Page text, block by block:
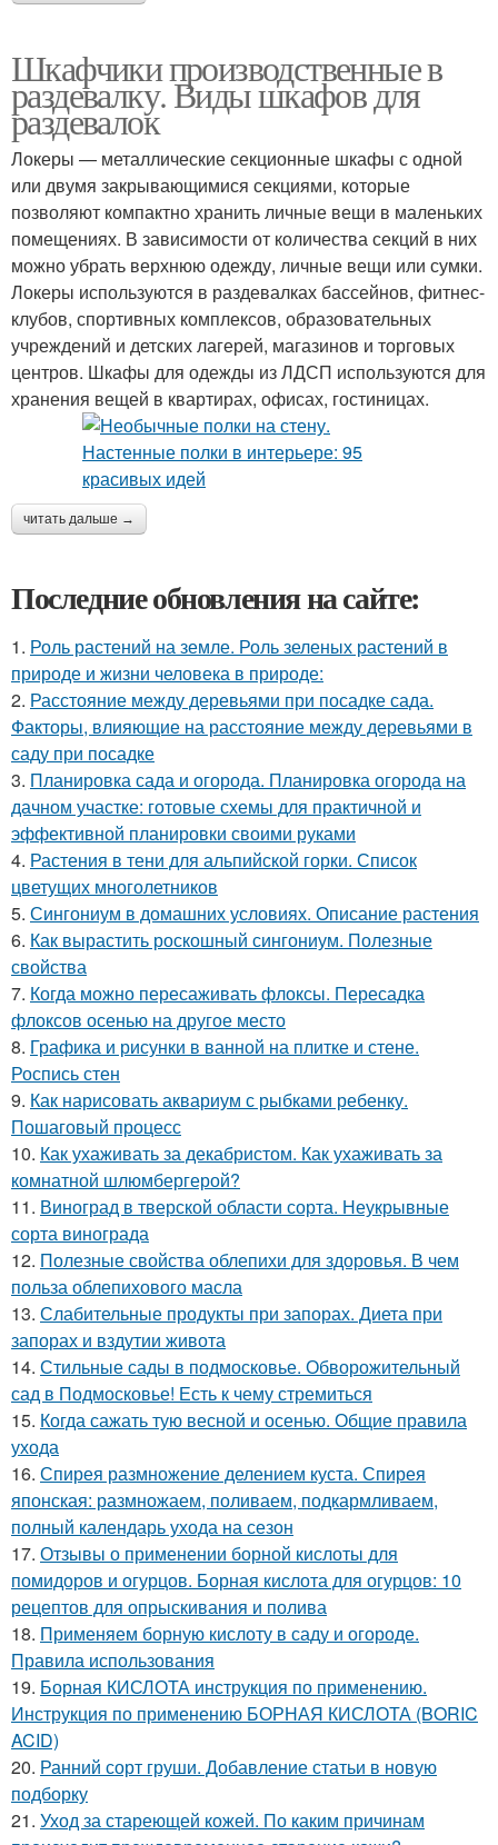
Шкафчики производственные в
раздевалку. Виды шкафов для
раздевалок
Локеры — металлические секционные шкафы с одной
или двумя закрывающимися секциями, которые
позволяют компактно хранить личные вещи в маленьких
помещениях. В зависимости от количества секций в них
можно убрать верхнюю одежду, личные вещи или сумки.
Локеры используются в раздевалках бассейнов, фитнес-
клубов, спортивных комплексов, образовательных
учреждений и детских лагерей, магазинов и торговых
центров. Шкафы для одежды из ЛДСП используются для
хранения вещей в квартирах, офисах, гостиницах.
читать дальше →
Последние обновления на сайте:
1. Роль растений на земле. Роль зеленых растений в
природе и жизни человека в природе:
2. Расстояние между деревьями при посадке сада.
Факторы, влияющие на расстояние между деревьями в
саду при посадке
3. Планировка сада и огорода. Планировка огорода на
дачном участке: готовые схемы для практичной и
эффективной планировки своими руками
4. Растения в тени для альпийской горки. Список
цветущих многолетников
5. Сингониум в домашних условиях. Описание растения
6. Как вырастить роскошный сингониум. Полезные
свойства
7. Когда можно пересаживать флоксы. Пересадка
флоксов осенью на другое место
8. Графика и рисунки в ванной на плитке и стене.
Роспись стен
9. Как нарисовать аквариум с рыбками ребенку.
Пошаговый процесс
10. Как ухаживать за декабристом. Как ухаживать за
комнатной шлюмбергерой?
11. Виноград в тверской области сорта. Неукрывные
сорта винограда
12. Полезные свойства облепихи для здоровья. В чем
польза облепихового масла
13. Слабительные продукты при запорах. Диета при
запорах и вздутии живота
14. Стильные сады в подмосковье. Обворожительный
сад в Подмосковье! Есть к чему стремиться
15. Когда сажать тую весной и осенью. Общие правила
ухода
16. Спирея размножение делением куста. Спирея
японская: размножаем, поливаем, подкармливаем,
полный календарь ухода на сезон
17. Отзывы о применении борной кислоты для
помидоров и огурцов. Борная кислота для огурцов: 10
рецептов для опрыскивания и полива
18. Применяем борную кислоту в саду и огороде.
Правила использования
19. Борная КИСЛОТА инструкция по применению.
Инструкция по применению БОРНАЯ КИСЛОТА (BORIC
ACID)
20. Ранний сорт груши. Добавление статьи в новую
подборку
21. Уход за стареющей кожей. По каким причинам